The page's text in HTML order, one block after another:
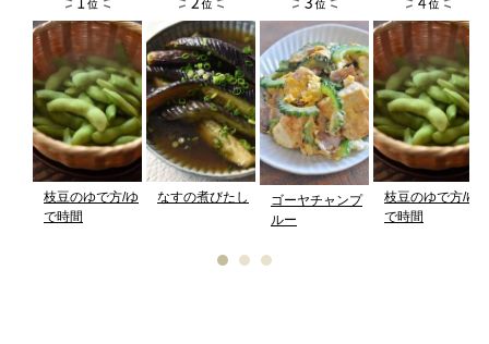
枝豆のゆで方/ゆ
で時間
なすの煮びたし
ゴーヤチャンプ
ルー
枝豆のゆで方/ゆ
で時間